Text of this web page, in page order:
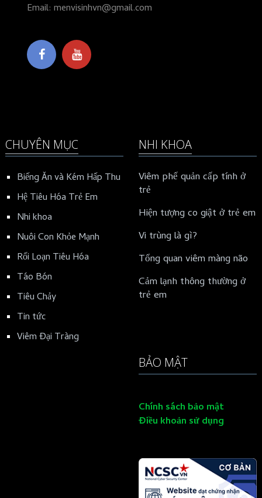
Email: menvisinhvn@gmail.com
CHUYÊN MỤC
Biếng Ăn và Kém Hấp Thu
Hệ Tiêu Hóa Trẻ Em
Nhi khoa
Nuôi Con Khỏe Mạnh
Rối Loạn Tiêu Hóa
Táo Bón
Tiêu Chảy
Tin tức
Viêm Đại Tràng
NHI KHOA
Viêm phế quản cấp tính ở
trẻ
Hiện tượng co giật ở trẻ em
Vi trùng là gì?
Tổng quan viêm màng não
Cảm lạnh thông thường ở
trẻ em
BẢO MẬT
Chính sách bảo mật
Điều khoản sử dụng